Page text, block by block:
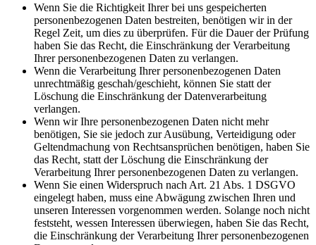
Wenn Sie die Richtigkeit Ihrer bei uns gespeicherten
personenbezogenen Daten bestreiten, benötigen wir in der
Regel Zeit, um dies zu überprüfen. Für die Dauer der Prüfung
haben Sie das Recht, die Einschränkung der Verarbeitung
Ihrer personenbezogenen Daten zu verlangen.
Wenn die Verarbeitung Ihrer personenbezogenen Daten
unrechtmäßig geschah/geschieht, können Sie statt der
Löschung die Einschränkung der Datenverarbeitung
verlangen.
Wenn wir Ihre personenbezogenen Daten nicht mehr
benötigen, Sie sie jedoch zur Ausübung, Verteidigung oder
Geltendmachung von Rechtsansprüchen benötigen, haben Sie
das Recht, statt der Löschung die Einschränkung der
Verarbeitung Ihrer personenbezogenen Daten zu verlangen.
Wenn Sie einen Widerspruch nach Art. 21 Abs. 1 DSGVO
eingelegt haben, muss eine Abwägung zwischen Ihren und
unseren Interessen vorgenommen werden. Solange noch nicht
feststeht, wessen Interessen überwiegen, haben Sie das Recht,
die Einschränkung der Verarbeitung Ihrer personenbezogenen